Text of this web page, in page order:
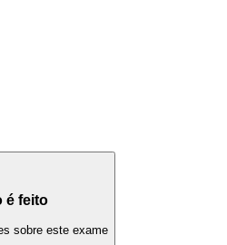
é feito
sobre este exame